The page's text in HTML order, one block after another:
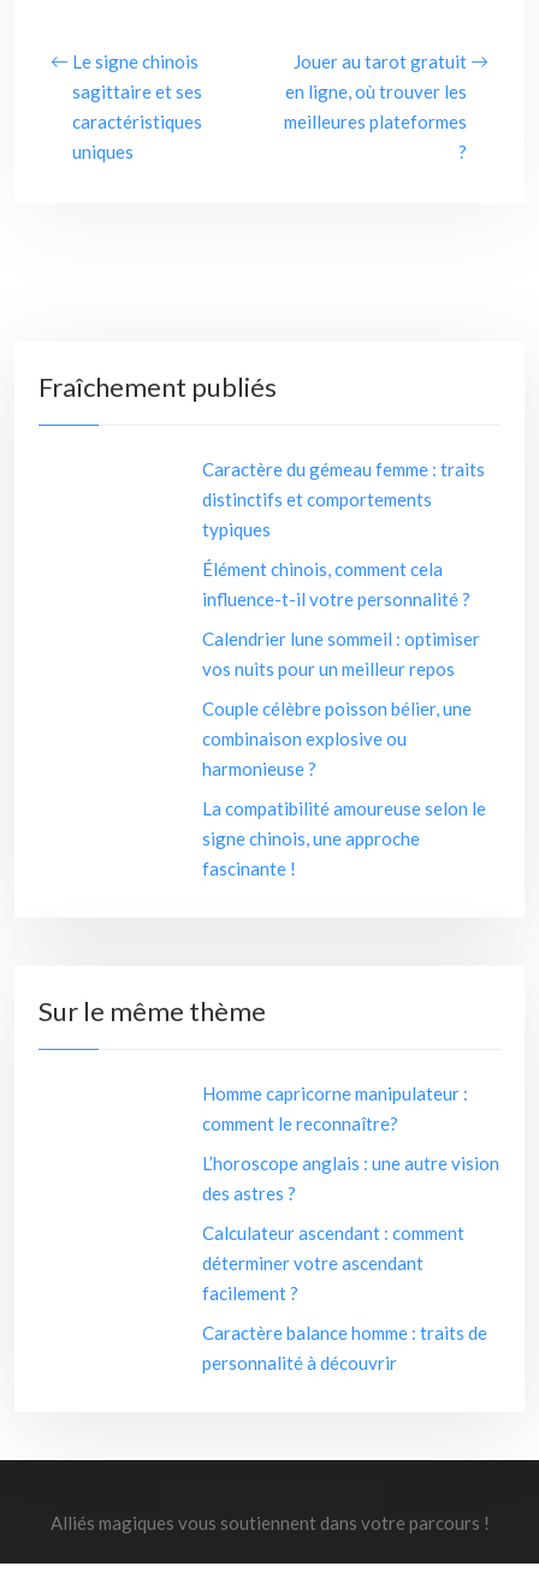
Le signe chinois
sagittaire et ses
caractéristiques
uniques
Jouer au tarot gratuit
en ligne, où trouver les
meilleures plateformes
?
Fraîchement publiés
Caractère du gémeau femme : traits
distinctifs et comportements
typiques
Élément chinois, comment cela
influence-t-il votre personnalité ?
Calendrier lune sommeil : optimiser
vos nuits pour un meilleur repos
Couple célèbre poisson bélier, une
combinaison explosive ou
harmonieuse ?
La compatibilité amoureuse selon le
signe chinois, une approche
fascinante !
Sur le même thème
Homme capricorne manipulateur :
comment le reconnaître?
L’horoscope anglais : une autre vision
des astres ?
Calculateur ascendant : comment
déterminer votre ascendant
facilement ?
Caractère balance homme : traits de
personnalité à découvrir
Alliés magiques vous soutiennent dans votre parcours !